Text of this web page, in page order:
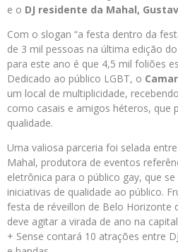
e o DJ residente da Mahal,
Com o slogan “a festa dentro da
de 3 mil pessoas na última edição
para este ano é que 4,5 mil foliões
Dedicado ao público LGBT, o
um local de multiplicidade,
como casais e amigos héteros, que
qualidade.
Uma valiosa parceria foi selada
Mahal, produtora de eventos
eletrônica para o público gay, que
iniciativas de qualidade ao público.
festa de réveillon de Belo Horizonte
deve agitar a virada de ano na
+ Sense contará 10 atrações entre